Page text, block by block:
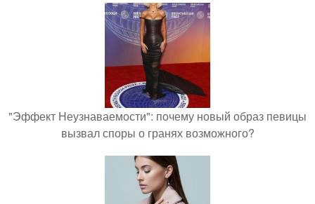
"Эффект Неузнаваемости": почему новый образ певицы
вызвал споры о гранях возможного?